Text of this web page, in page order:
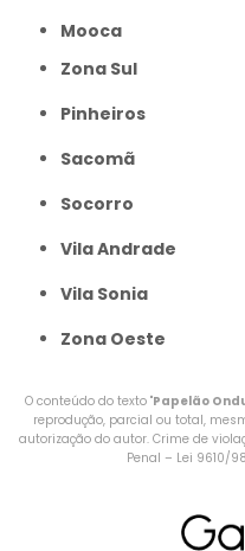
Mooca
Zona Sul
Pinheiros
Sacomã
Socorro
Vila Andrade
Vila Sonia
Zona Oeste
O conteúdo do texto "Papelão
reprodução, parcial ou total,
autorização do autor. Crime de
Penal – Lei 9610/